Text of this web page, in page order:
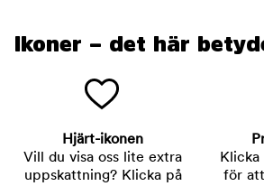
Ikoner – det här
Hjärt-ikonen
Vill du visa oss lite extra
uppskattning? Klicka på
för